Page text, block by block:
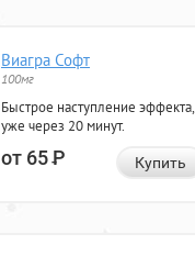
Виагра Софт
100мг
Быстрое наступление эффекта,
уже через 20 минут.
от 65Р Купить